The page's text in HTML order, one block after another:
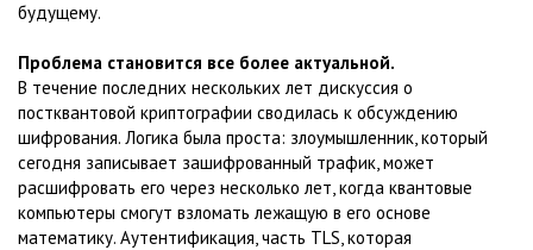
будущему.
Проблема становится все более актуальной.
В течение последних нескольких лет дискуссия о
постквантовой криптографии сводилась к обсуждению
шифрования. Логика была проста: злоумышленник, который
сегодня записывает зашифрованный трафик, может
расшифровать его через несколько лет, когда квантовые
компьютеры смогут взломать лежащую в его основе
математику. Аутентификация, часть TLS, которая